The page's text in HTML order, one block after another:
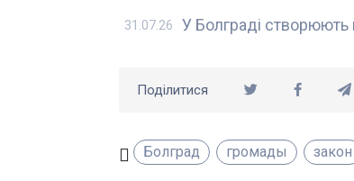
У Болграді створюють
31.07.26
Поділитися
Болград громады закон